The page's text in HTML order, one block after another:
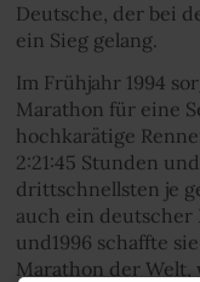
Deutsche, der bei
ein Sieg gelang.
Im Frühjahr 1994
Marathon für eine
hochkarätige
2:21:45 Stunden
drittschnellsten je
auch ein deutscher
und1996 schaffte
Marathon der Welt,